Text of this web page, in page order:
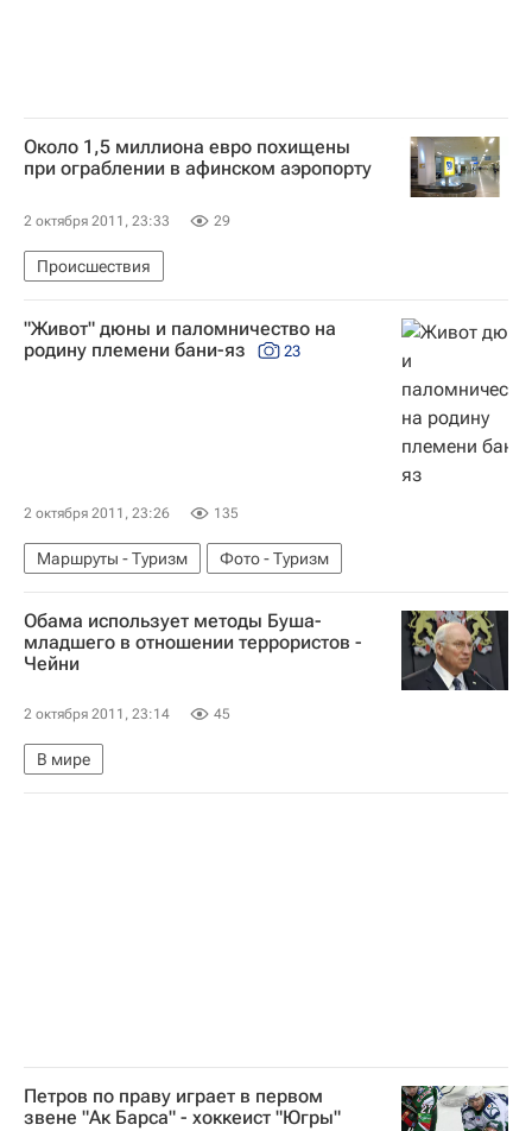
Около 1,5 миллиона евро похищены
при ограблении в афинском аэропорту
2 октября 2011, 23:33 29
Происшествия
"Живот" дюны и паломничество на
родину племени бани-яз
23
2 октября 2011, 23:26 135
Маршруты - Туризм Фото - Туризм
Обама использует методы Буша-
младшего в отношении террористов -
Чейни
2 октября 2011, 23:14 45
В мире
Петров по праву играет в первом
звене "Ак Барса" - хоккеист "Югры"